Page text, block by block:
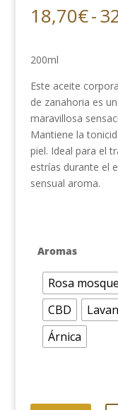
18,70€-
200ml
Este aceite
de zanahoria es
maravillosa
Mantiene la
piel. Ideal para el
estrías durante el
sensual aroma.
Aromas
Rosa
CBD
Árnica